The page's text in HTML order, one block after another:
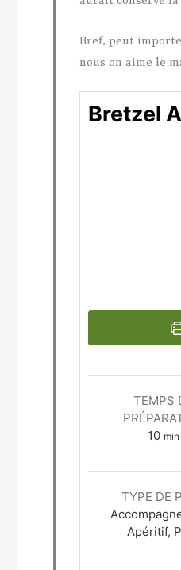
Bref, peut
nous on aime le
Bretzel
TEMPS
10 min
TYPE DE
Apéritif,